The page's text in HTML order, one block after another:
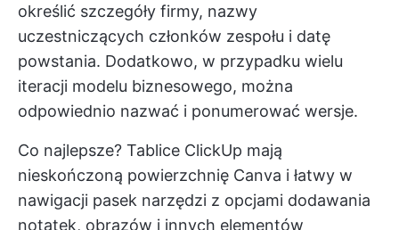
określić szczegóły firmy, nazwy
uczestniczących członków zespołu i datę
powstania. Dodatkowo, w przypadku wielu
iteracji modelu biznesowego, można
odpowiednio nazwać i ponumerować wersje.
Co najlepsze? Tablice ClickUp mają
nieskończoną powierzchnię Canva i łatwy w
nawigacji pasek narzędzi z opcjami dodawania
notatek, obrazów i innych elementów